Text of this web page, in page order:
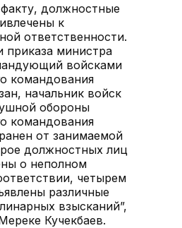
должностные
к
ответственности.
приказа министра
войсками
командования
начальник войск
обороны
командования
от занимаемой
должностных лиц
о неполном
четырем
различные
взысканий”,
Кучекбаев.